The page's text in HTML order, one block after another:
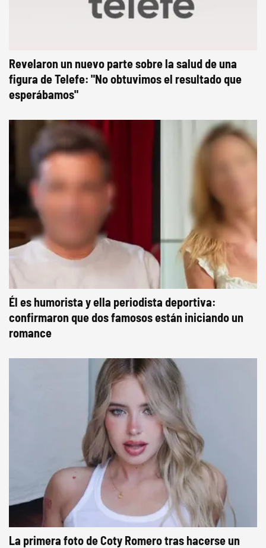
Revelaron un nuevo parte sobre la salud de una
figura de Telefe: "No obtuvimos el resultado que
esperábamos"
Él es humorista y ella periodista deportiva:
confirmaron que dos famosos están iniciando un
romance
La primera foto de Coty Romero tras hacerse un